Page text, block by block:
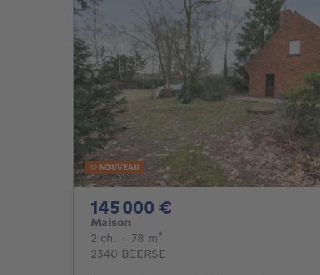
NOUVEAU
145 000 €
Maison
2 ch. 2 chambres
· 78 m²
2340 BEERSE